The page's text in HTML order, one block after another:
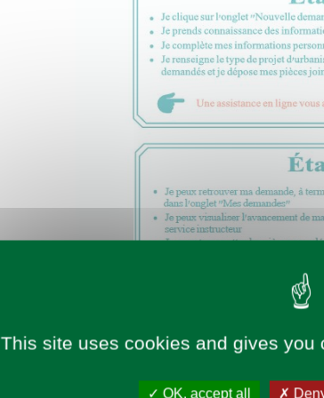
This site uses cookies and gives
OK, accept all